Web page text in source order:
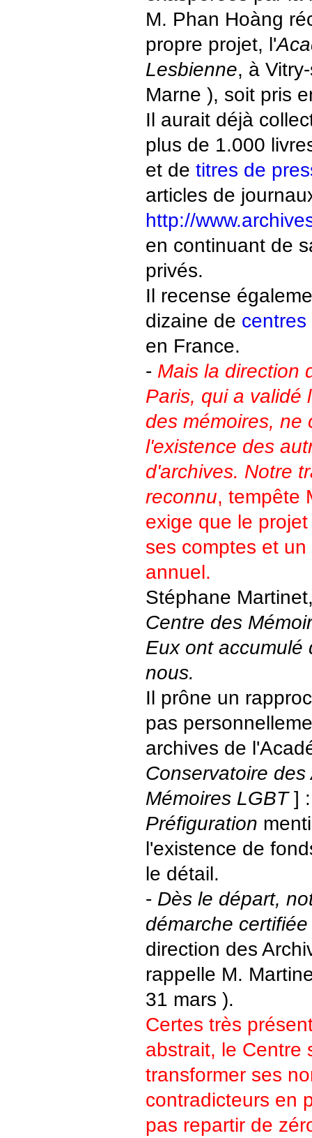
M. Phan Hoàng
propre projet, l'
Lesbienne, à
Marne ), soit pris
Il aurait déjà
plus de 1.000
et de titres de
articles de
http://
en continuant de
privés.
Il recense
dizaine de centres
en France.
- Mais la direction
Paris, qui a validé
des mémoires, ne
l'existence des
d'archives. Notre
reconnu, tempête
exige que le
ses comptes et
annuel.
Stéphane
Centre des
Eux ont accumulé
nous.
Il prône un
pas
archives de
Conservatoire
Mémoires LGBT]
Préfiguration
l'existence de
le détail.
- Dès le départ,
démarche
direction des
rappelle M.
31 mars ).
Certes très
abstrait, le Centre
transformer ses
contradicteurs en
pas repartir de